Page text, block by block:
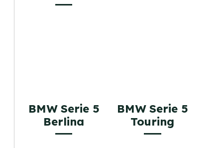
BMW Serie 5
Berlina
BMW Serie 5
Touring